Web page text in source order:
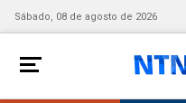
Sábado, 08 de agosto de 2026